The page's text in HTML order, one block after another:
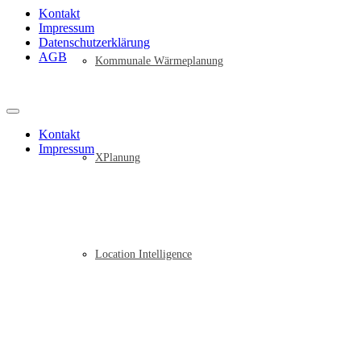
Kommunale Wärmeplanung
XPlanung
Location Intelligence
Kontakt
Impressum
Datenschutzerklärung
AGB
Kontakt
Impressum